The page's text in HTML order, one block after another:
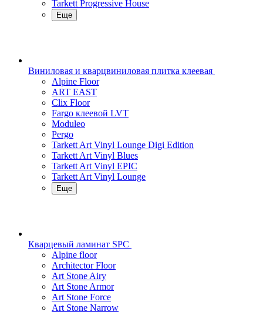
Tarkett Progressive House
Еще
Виниловая и кварцвиниловая плитка клеевая
Alpine Floor
ART EAST
Clix Floor
Fargo клеевой LVT
Moduleo
Pergo
Tarkett Art Vinyl Lounge Digi Edition
Tarkett Art Vinyl Blues
Tarkett Art Vinyl EPIC
Tarkett Art Vinyl Lounge
Еще
Кварцевый ламинат SPC
Alpine floor
Architector Floor
Art Stone Airy
Art Stone Armor
Art Stone Force
Art Stone Narrow